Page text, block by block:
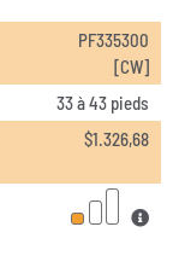
PF335300
[CW]
33 à 43 pieds
$1.326,68